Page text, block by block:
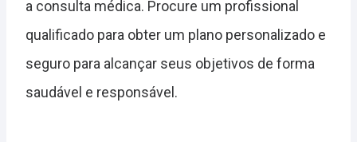
a consulta médica. Procure um profissional
qualificado para obter um plano personalizado e
seguro para alcançar seus objetivos de forma
saudável e responsável.